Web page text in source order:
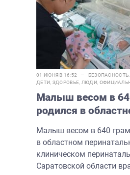
01 ИЮНЯ В 16:52 — БЕЗОПАСНОСТЬ
ДЕТИ ЗДОРОВЬЕ ЛЮДИ
Малыш весом в
родился в
Малыш весом в 640
в областном
клиническом
Саратовской области